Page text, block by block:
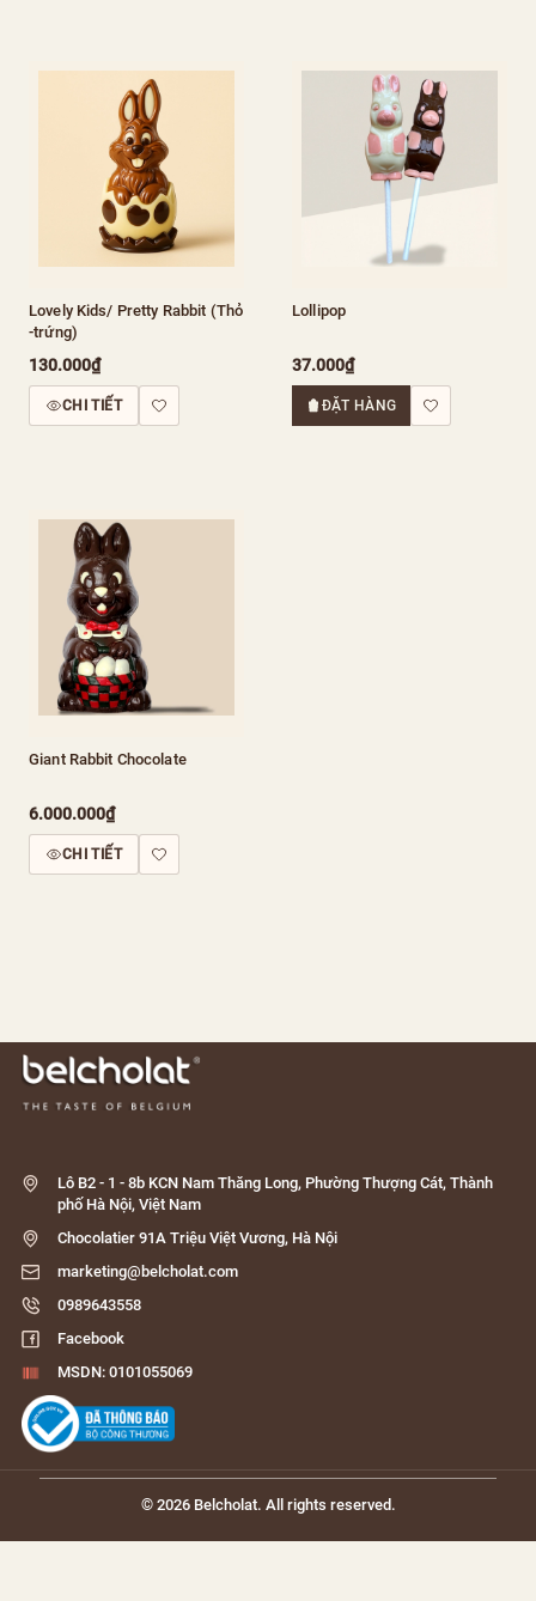
Lovely Kids/ Pretty Rabbit (Thỏ
-trứng)
130.000₫
CHI TIẾT
Lollipop
37.000₫
ĐẶT HÀNG
Giant Rabbit Chocolate
6.000.000₫
CHI TIẾT
Lô B2 - 1 - 8b KCN Nam Thăng Long, Phường Thượng Cát, Thành
phố Hà Nội, Việt Nam
Chocolatier 91A Triệu Việt Vương, Hà Nội
marketing@belcholat.com
0989643558
Facebook
MSDN: 0101055069
© 2026 Belcholat. All rights reserved.